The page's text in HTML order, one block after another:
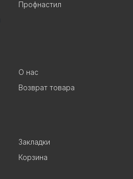
Профнастил
О нас
Возврат товара
Закладки
Корзина